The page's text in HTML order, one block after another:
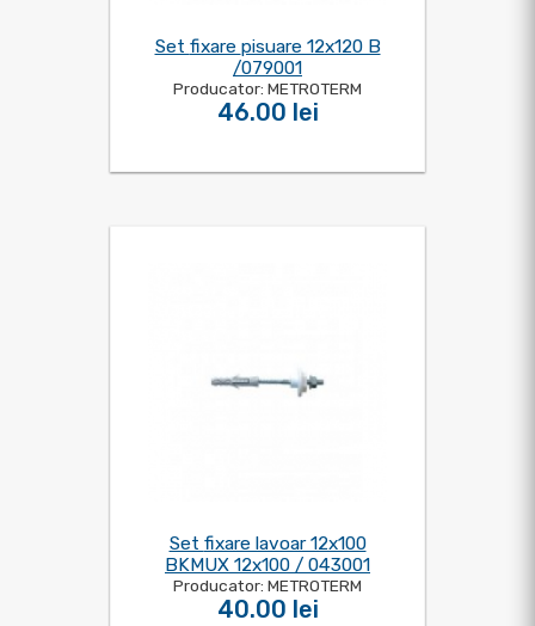
Set fixare pisuare 12x120 B
/079001
Producator: METROTERM
46.00 lei
Set fixare lavoar 12x100
BKMUX 12x100 / 043001
Producator: METROTERM
40.00 lei